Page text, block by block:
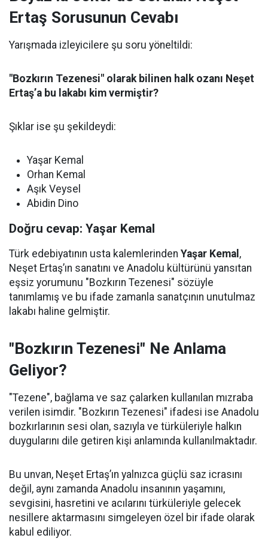
Ertaş Sorusunun Cevabı
Yarışmada izleyicilere şu soru yöneltildi:
"Bozkırın Tezenesi" olarak bilinen halk ozanı Neşet
Ertaş’a bu lakabı kim vermiştir?
Şıklar ise şu şekildeydi:
Yaşar Kemal
Orhan Kemal
Aşık Veysel
Abidin Dino
Doğru cevap: Yaşar Kemal
Türk edebiyatının usta kalemlerinden Yaşar Kemal ,
Neşet Ertaş’ın sanatını ve Anadolu kültürünü yansıtan
eşsiz yorumunu "Bozkırın Tezenesi" sözüyle
tanımlamış ve bu ifade zamanla sanatçının unutulmaz
lakabı haline gelmiştir.
"Bozkırın Tezenesi" Ne Anlama
Geliyor?
"Tezene", bağlama ve saz çalarken kullanılan mızraba
verilen isimdir. "Bozkırın Tezenesi" ifadesi ise Anadolu
bozkırlarının sesi olan, sazıyla ve türküleriyle halkın
duygularını dile getiren kişi anlamında kullanılmaktadır.
Bu unvan, Neşet Ertaş’ın yalnızca güçlü saz icrasını
değil, aynı zamanda Anadolu insanının yaşamını,
sevgisini, hasretini ve acılarını türküleriyle gelecek
nesillere aktarmasını simgeleyen özel bir ifade olarak
kabul ediliyor.